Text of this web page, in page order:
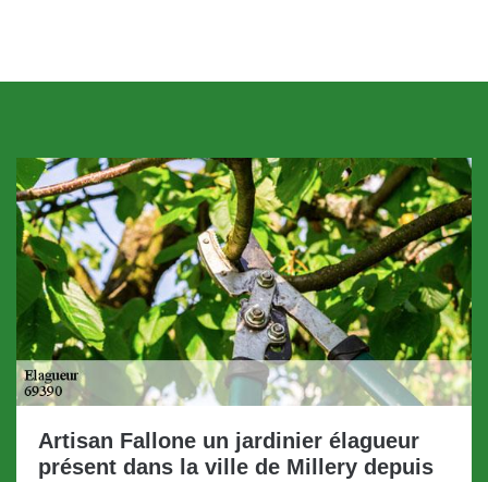
Artisan Fallone un jardinier élagueur
présent dans la ville de Millery depuis